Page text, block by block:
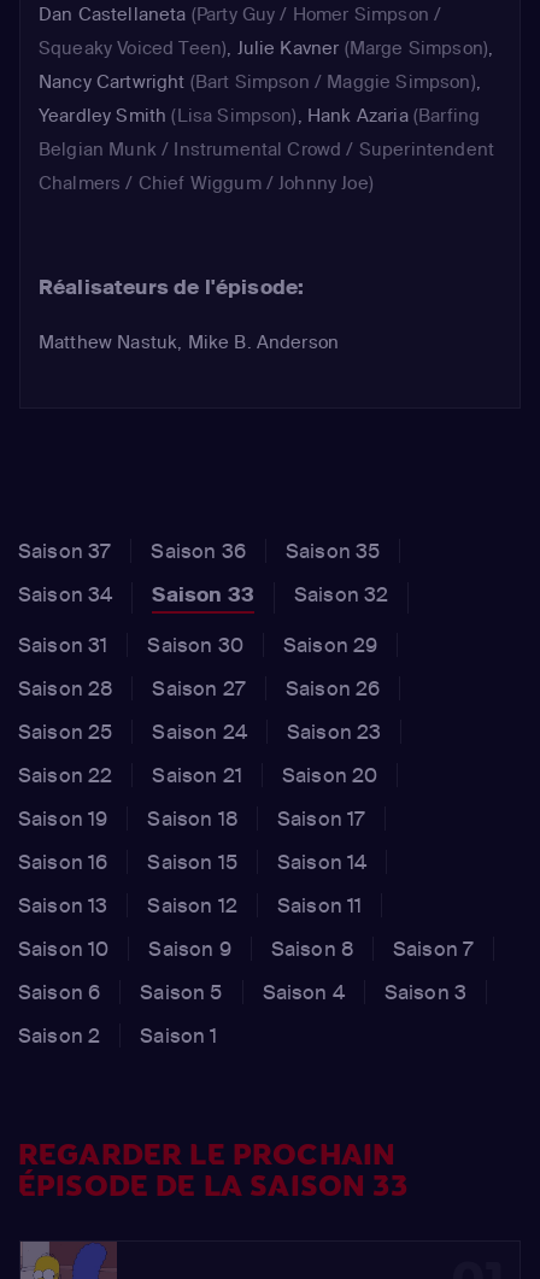
Dan Castellaneta (Party Guy / Homer Simpson /
Squeaky Voiced Teen), Julie Kavner (Marge Simpson),
Nancy Cartwright (Bart Simpson / Maggie Simpson),
Yeardley Smith (Lisa Simpson), Hank Azaria(Barfing
Belgian Munk / Instrumental Crowd / Superintendent
Chalmers / Chief Wiggum / Johnny Joe)
Réalisateurs de l'épisode:
Matthew Nastuk, Mike B. Anderson
Saison 37 Saison 36
Saison 35
Saison 34
Saison 33
Saison 32
Saison 31
Saison 30
Saison 29
Saison 28
Saison 27
Saison 26
Saison 25
Saison 24
Saison 23
Saison 22
Saison 21
Saison 20
Saison 19
Saison 18
Saison 17
Saison 16
Saison 15
Saison 14
Saison 13
Saison 12
Saison 11
Saison 10
Saison 9 Saison 8
Saison 7
Saison 6
Saison 5 Saison 4
Saison 3
Saison 2
Saison 1
REGARDER LE PROCHAIN
ÉPISODE DE LA SAISON 33